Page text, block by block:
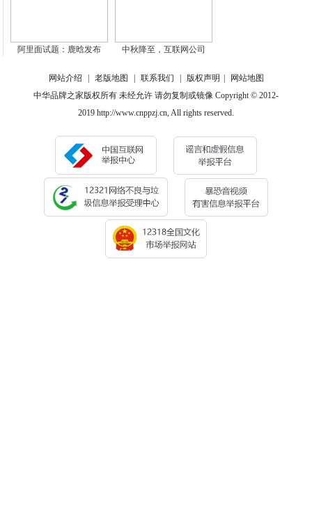
阿里面试题：鹿晗发布 中秋降至，互联网公司
网站介绍 老版地图 联系我们 版权声明
网站地图
中华品牌之家版权所有 未经允许 请勿复制或镜像 Copyright © 2012-
2019 http://www.cnppzj.cn, All rights reserved.